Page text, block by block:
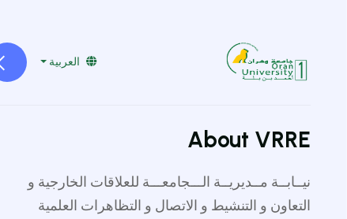
العربية
About VRRE
نيــابــة مــديريــة الـــجامعـــة للعلاقات الخارجية و
التعاون و التنشيط و الاتصال و التظاهرات العلمية